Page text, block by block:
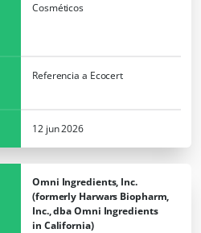
servicios
Cosméticos
Referencia a Ecocert
12 jun 2026
Omni Ingredients, Inc.
(formerly Harwars Biopharm,
Inc., dba Omni Ingredients
in California)